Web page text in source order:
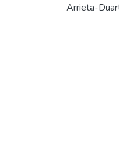
Arrieta-